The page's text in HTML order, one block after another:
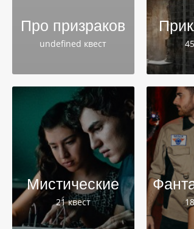
Про призраков
undefined квест
Мистические
21 квест